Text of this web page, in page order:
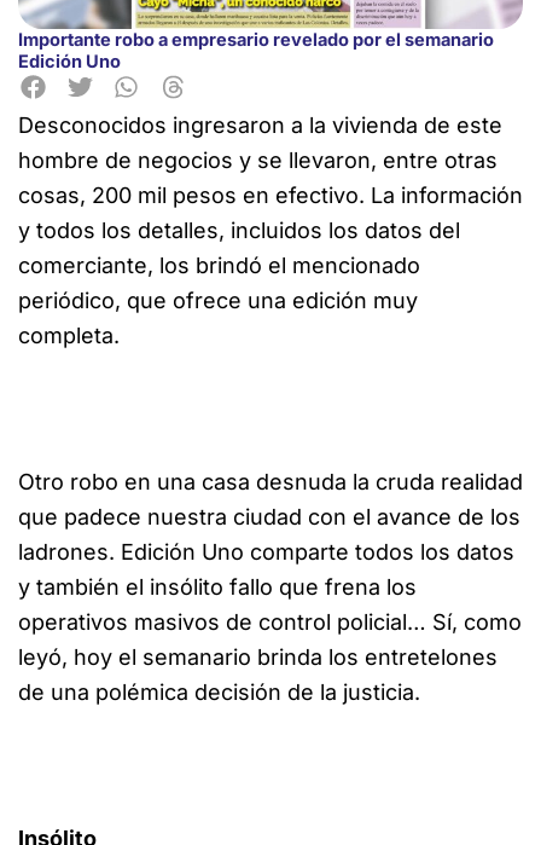
Importante robo a empresario revelado por el semanario
Edición Uno
Desconocidos ingresaron a la vivienda de este
hombre de negocios y se llevaron, entre otras
cosas, 200 mil pesos en efectivo. La información
y todos los detalles, incluidos los datos del
comerciante, los brindó el mencionado
periódico, que ofrece una edición muy
completa.
Otro robo en una casa desnuda la cruda realidad
que padece nuestra ciudad con el avance de los
ladrones. Edición Uno comparte todos los datos
y también el insólito fallo que frena los
operativos masivos de control policial… Sí, como
leyó, hoy el semanario brinda los entretelones
de una polémica decisión de la justicia.
Insólito